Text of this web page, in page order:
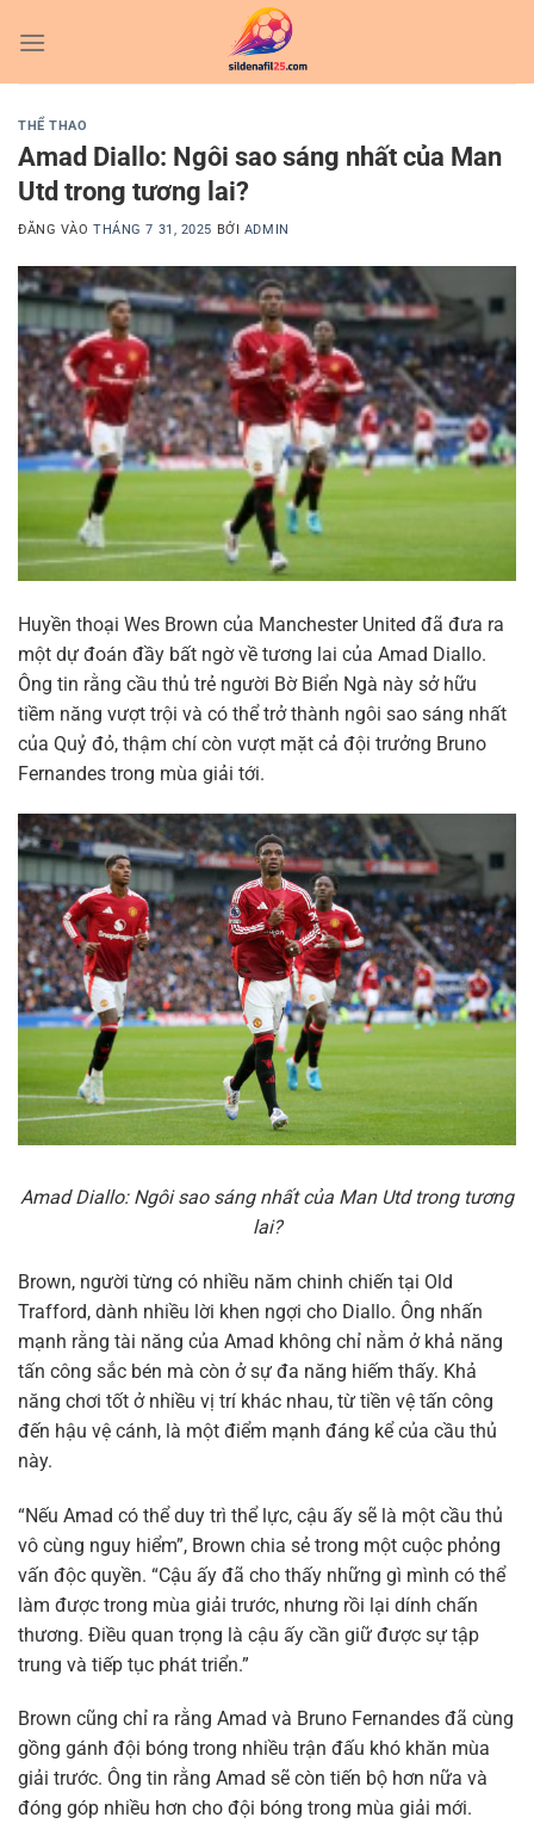
qua
THỂ THAO
Amad Diallo: Ngôi sao sáng nhất của Man
Utd trong tương lai?
ĐĂNG VÀOTHÁNG 7 31, 2025 BỞI ADMIN
Huyền thoại Wes Brown của Manchester United đã đưa ra
một dự đoán đầy bất ngờ về tương lai của Amad Diallo.
Ông tin rằng cầu thủ trẻ người Bờ Biển Ngà này sở hữu
tiềm năng vượt trội và có thể trở thành ngôi sao sáng nhất
của Quỷ đỏ, thậm chí còn vượt mặt cả đội trưởng Bruno
Fernandes trong mùa giải tới.
Amad Diallo: Ngôi sao sáng nhất của Man Utd trong tương
lai?
Brown, người từng có nhiều năm chinh chiến tại Old
Trafford, dành nhiều lời khen ngợi cho Diallo. Ông nhấn
mạnh rằng tài năng của Amad không chỉ nằm ở khả năng
tấn công sắc bén mà còn ở sự đa năng hiếm thấy. Khả
năng chơi tốt ở nhiều vị trí khác nhau, từ tiền vệ tấn công
đến hậu vệ cánh, là một điểm mạnh đáng kể của cầu thủ
này.
“Nếu Amad có thể duy trì thể lực, cậu ấy sẽ là một cầu thủ
vô cùng nguy hiểm”, Brown chia sẻ trong một cuộc phỏng
vấn độc quyền. “Cậu ấy đã cho thấy những gì mình có thể
làm được trong mùa giải trước, nhưng rồi lại dính chấn
thương. Điều quan trọng là cậu ấy cần giữ được sự tập
trung và tiếp tục phát triển.”
Brown cũng chỉ ra rằng Amad và Bruno Fernandes đã cùng
gồng gánh đội bóng trong nhiều trận đấu khó khăn mùa
giải trước. Ông tin rằng Amad sẽ còn tiến bộ hơn nữa và
đóng góp nhiều hơn cho đội bóng trong mùa giải mới.